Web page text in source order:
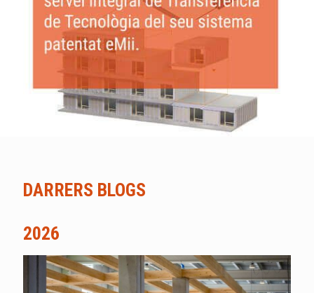
DARRERS BLOGS
2026